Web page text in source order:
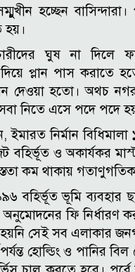
হচ্ছেন
হয়।
ঘুষ না
দিয়ে প্লান পাস
দেওয়া হতো। অথচ
নিতে এসে পদে পদে
নির্মান
বহির্ভূত ও অকার্যকর
কম থাকায়
বহির্ভূত ভূমি ব্যবহার
ফি নির্ধারণ
সেই সব এলাকার
হোল্ডিং ও পানির